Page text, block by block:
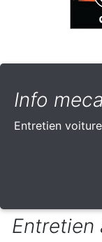
Info
Entretien
Entretien